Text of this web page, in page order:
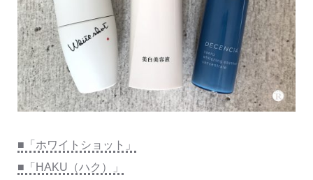
■「ホワイトショット」
■「HAKU（ハク）」